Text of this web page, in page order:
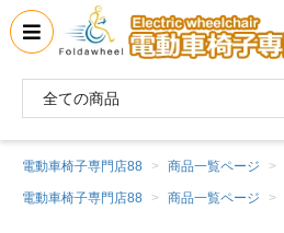
電動車椅子専門店88 商品一覧ページ
電動車椅子専門店88 商品一覧ページ